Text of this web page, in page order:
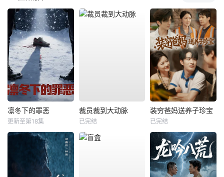
凛冬下的罪恶
更新至第18集
裁员裁到大动脉
已完结
装穷爸妈送养子珍宝
已完结